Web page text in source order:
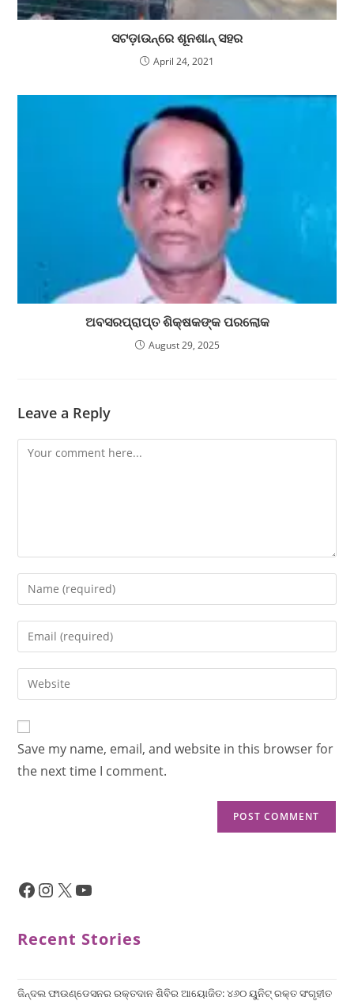
ସଟଡ଼ାଉନ୍‌ରେ ଶୂନଶାନ୍ ସହର
April 24, 2021
ଅବସରପ୍ରାପ୍ତ ଶିକ୍ଷକଙ୍କ ପରଲୋକ
August 29, 2025
Leave a Reply
Save my name, email, and website in this browser for
the next time I comment.
Recent Stories
ଜିନ୍ଦଲ ଫାଉଣ୍ଡେସନର ରକ୍ତଦାନ ଶିବିର ଆୟୋଜିତ: ୪୬୦ ୟୁନିଟ୍ ରକ୍ତ ସଂଗୃହୀତ